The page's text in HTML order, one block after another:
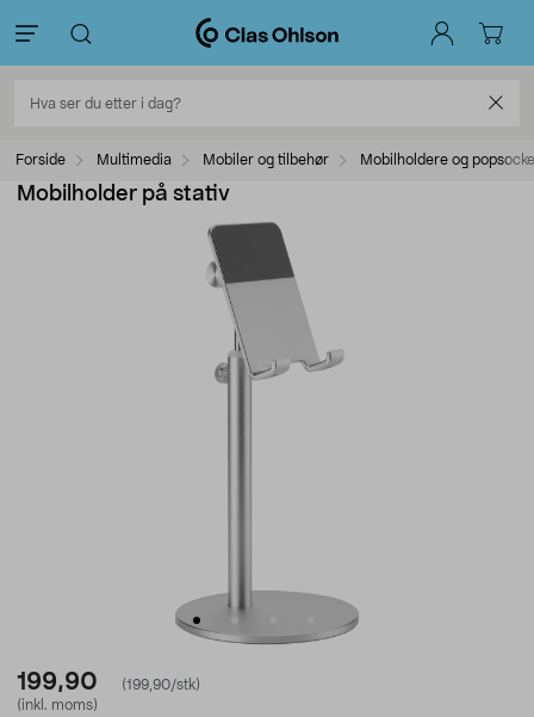
Forside Multimedia Mobiler og tilbehør Mobilholdere og
Mobilholder på stativ
199,90
(199,90/stk)
(inkl. moms)